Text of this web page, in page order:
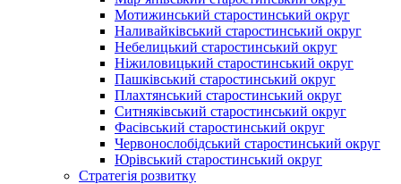
Мотижинський старостинський округ
Наливайківський старостинський округ
Небелицький старостинський округ
Ніжиловицький старостинський округ
Пашківський старостинський округ
Плахтянський старостинський округ
Ситняківський старостинський округ
Фасівський старостинський округ
Червонослобідський старостинський округ
Юрівський старостинський округ
Стратегія розвитку